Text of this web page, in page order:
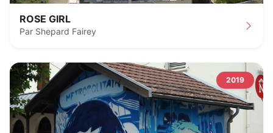
ROSE GIRL
Par Shepard Fairey
2019